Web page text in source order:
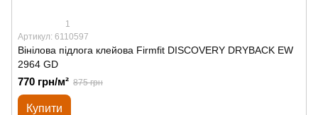
1
Артикул: 6110597
Вінілова підлога клейова Firmfit DISCOVERY DRYBACK EW
2964 GD
770 грн/м² 875 грн
Купити